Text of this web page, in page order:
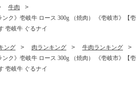
牛肉
ク》壱岐牛 ロース 300g （焼肉） 《壱岐市》【
壱岐牛 ぐるナイ
ング 肉ランキング
牛肉ランキング
ク》壱岐牛 ロース 300g （焼肉） 《壱岐市》【
壱岐牛 ぐるナイ